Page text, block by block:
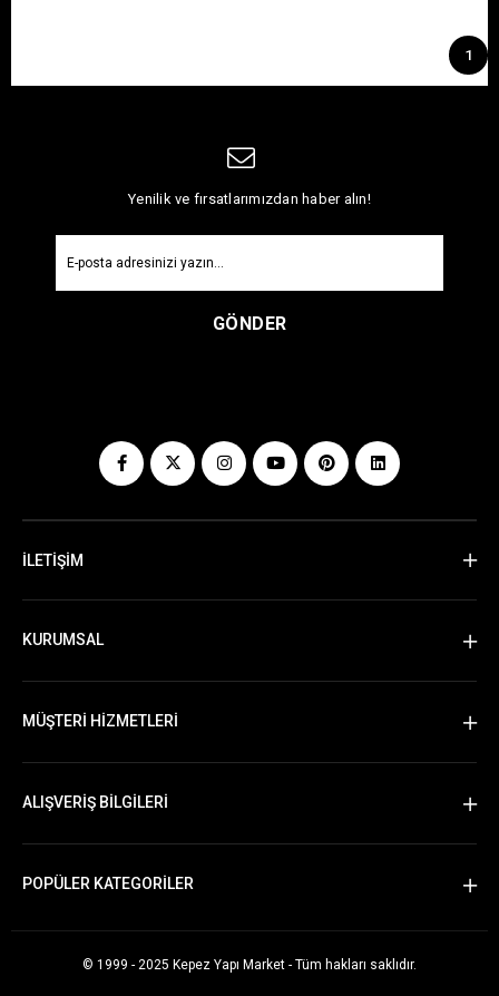
1
Yenilik ve fırsatlarımızdan haber alın!
GÖNDER
İLETİŞİM
KURUMSAL
MÜŞTERİ HİZMETLERİ
ALIŞVERİŞ BİLGİLERİ
POPÜLER KATEGORİLER
© 1999 - 2025 Kepez Yapı Market - Tüm hakları saklıdır.